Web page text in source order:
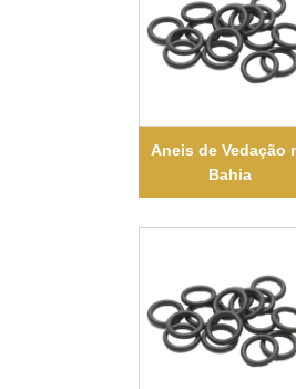
Aneis de Vedação
Bahia